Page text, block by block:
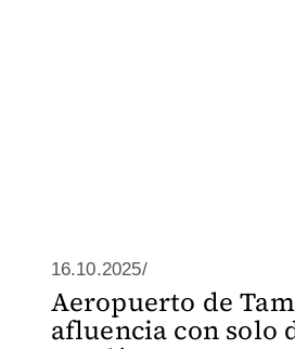
16.10.2025/
Aeropuerto de
afluencia con solo